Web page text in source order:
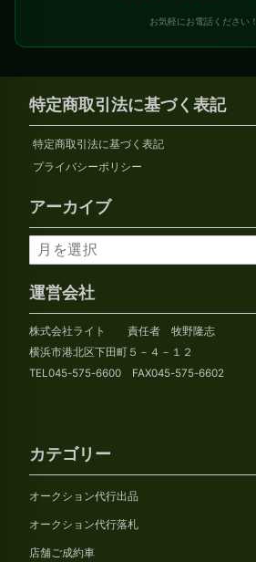
お気軽にお電話ください！
特定商取引法に基づく表記
特定商取引法に基づく表記
プライバシーポリシー
アーカイブ
ア
ー
カ
イ
ブ
運営会社
株式会社ライト 責任者 牧野隆志
横浜市港北区下田町５－４－１２
TEL045-575-6600 FAX045-575-6602
カテゴリー
オークション代行出品
オークション代行落札
店舗ご成約車